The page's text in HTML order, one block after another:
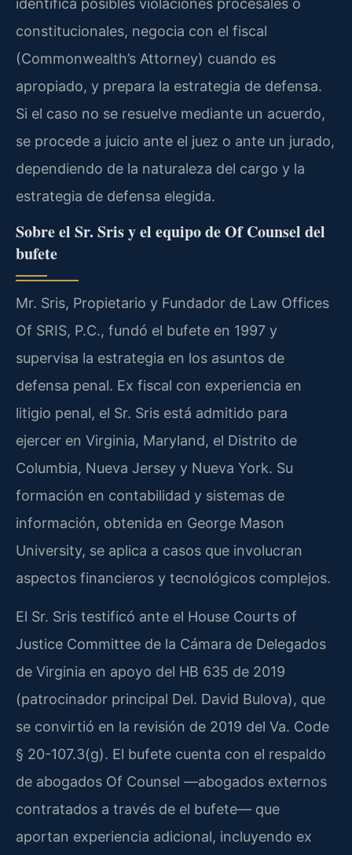
constitucionales, negocia con el fiscal
(Commonwealth’s Attorney) cuando es
apropiado, y prepara la estrategia de defensa.
Si el caso no se resuelve mediante un acuerdo,
se procede a juicio ante el juez o ante un jurado,
dependiendo de la naturaleza del cargo y la
estrategia de defensa elegida.
Sobre el Sr. Sris y el equipo de Of Counsel del
bufete
Mr. Sris, Propietario y Fundador de Law Offices
Of SRIS, P.C., fundó el bufete en 1997 y
supervisa la estrategia en los asuntos de
defensa penal. Ex fiscal con experiencia en
litigio penal, el Sr. Sris está admitido para
ejercer en Virginia, Maryland, el Distrito de
Columbia, Nueva Jersey y Nueva York. Su
formación en contabilidad y sistemas de
información, obtenida en George Mason
University, se aplica a casos que involucran
aspectos financieros y tecnológicos complejos.
El Sr. Sris testificó ante el House Courts of
Justice Committee de la Cámara de Delegados
de Virginia en apoyo del HB 635 de 2019
(patrocinador principal Del. David Bulova), que
se convirtió en la revisión de 2019 del Va. Code
§ 20-107.3(g). El bufete cuenta con el respaldo
de abogados Of Counsel —abogados externos
contratados a través de el bufete— que
aportan experiencia adicional, incluyendo ex